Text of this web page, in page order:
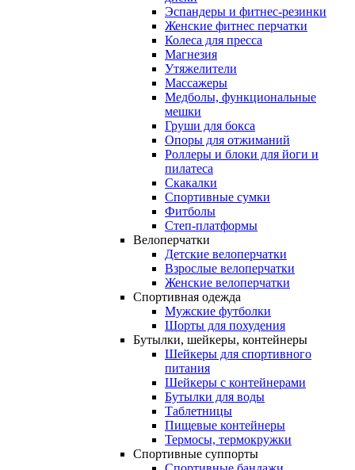
Эспандеры и фитнес-резинки
Женские фитнес перчатки
Колеса для пресса
Магнезия
Утяжелители
Массажеры
Медболы, функциональные
мешки
Груши для бокса
Опоры для отжиманий
Роллеры и блоки для йоги и
пилатеса
Скакалки
Спортивные сумки
Фитболы
Степ-платформы
Велоперчатки
Детские велоперчатки
Взрослые велоперчатки
Женские велоперчатки
Спортивная одежда
Мужские футболки
Шорты для похудения
Бутылки, шейкеры, контейнеры
Шейкеры для спортивного
питания
Шейкеры с контейнерами
Бутылки для воды
Таблетницы
Пищевые контейнеры
Термосы, термокружки
Спортивные суппорты